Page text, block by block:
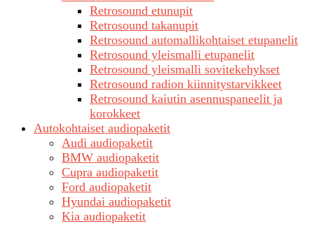
Retrosound etunupit
Retrosound takanupit
Retrosound automallikohtaiset etupanelit
Retrosound yleismalli etupanelit
Retrosound yleismalli sovitekehykset
Retrosound radion kiinnitystarvikkeet
Retrosound kaiutin asennuspaneelit ja
korokkeet
Autokohtaiset audiopaketit
Audi audiopaketit
BMW audiopaketit
Cupra audiopaketit
Ford audiopaketit
Hyundai audiopaketit
Kia audiopaketit